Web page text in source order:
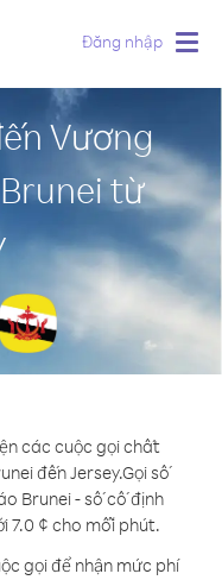
Đăng nhập
Vương
từ
các cuộc gọi chất
đến Jersey.Gọi số
Brunei - số cố định
7.0 ¢ cho mỗi phút.
gọi để nhận mức phí